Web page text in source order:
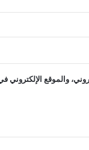
والموقع الإلكتروني